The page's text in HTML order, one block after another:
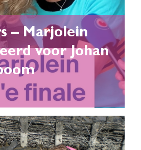
– Marjolein
voor Johan